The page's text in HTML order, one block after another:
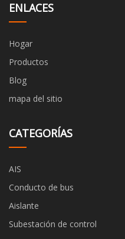
ENLACES
Hogar
Productos
Blog
mapa del sitio
CATEGORÍAS
AIS
Conducto de bus
Aislante
Subestación de control